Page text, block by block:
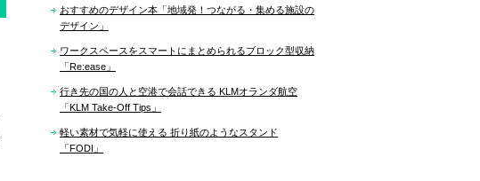
おすすめのデザイン本「地域発！つながる・集める施設の
デザイン」
ワークスペースをスマートにまとめられるブロック型収納
「Re:ease」
行き先の国の人と空港で会話できる KLMオランダ航空
「KLM Take-Off Tips」
軽い素材で気軽に使える 折り紙のようなスタンド
「FODI」